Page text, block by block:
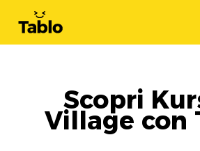
Scopri
Village con